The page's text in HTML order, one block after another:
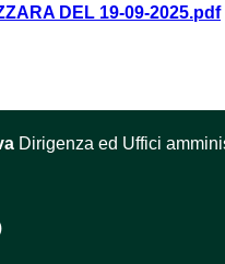
DEL 19-09-2025.pdf
Dirigenza ed Uffici